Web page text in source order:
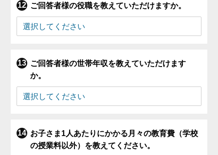
ご回答者様の役職を教えていただけますか。
ご回答者様の世帯年収を教えていただけます
か。
お子さま1人あたりにかかる月々の教育費（学校
の授業料以外）を教えてください。